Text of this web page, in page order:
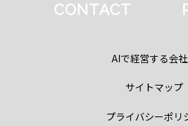
CONTACT
AIで経営する会
サイトマップ
プライバシーポリ